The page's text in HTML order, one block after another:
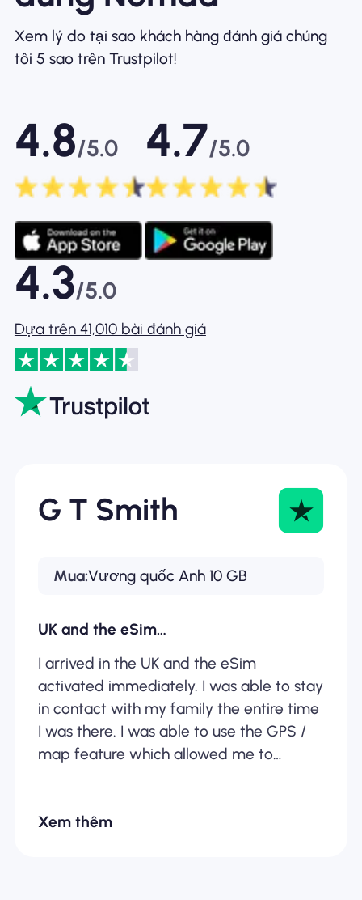
Xem lý do tại sao khách hàng đánh giá chúng
tôi 5 sao trên Trustpilot!
4.8/5.0 4.7/5.0
4.3/5.0
Dựa trên 41,010 bài đánh giá
G T Smith
Mua:Vương quốc Anh 10 GB
UK and the eSim…
I arrived in the UK and the eSim
activated immediately. I was able to stay
in contact with my family the entire time
I was there. I was able to use the GPS /
map feature which allowed me to
Xem thêm